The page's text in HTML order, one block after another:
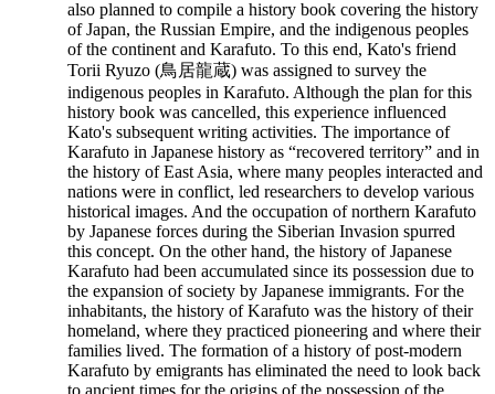
also planned to compile a history book covering the history
of Japan, the Russian Empire, and the indigenous peoples
of the continent and Karafuto. To this end, Kato's friend
Torii Ryuzo (鳥居龍蔵) was assigned to survey the
indigenous peoples in Karafuto. Although the plan for this
history book was cancelled, this experience influenced
Kato's subsequent writing activities. The importance of
Karafuto in Japanese history as “recovered territory” and in
the history of East Asia, where many peoples interacted and
nations were in conflict, led researchers to develop various
historical images. And the occupation of northern Karafuto
by Japanese forces during the Siberian Invasion spurred
this concept. On the other hand, the history of Japanese
Karafuto had been accumulated since its possession due to
the expansion of society by Japanese immigrants. For the
inhabitants, the history of Karafuto was the history of their
homeland, where they practiced pioneering and where their
families lived. The formation of a history of post-modern
Karafuto by emigrants has eliminated the need to look back
to ancient times for the origins of the possession of the